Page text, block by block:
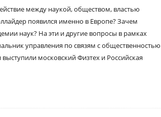
между наукой, обществом, властью
появился именно в Европе? Зачем
наук? На эти и другие вопросы в рамках
управления по связям с общественностью
московский Физтех и Российская